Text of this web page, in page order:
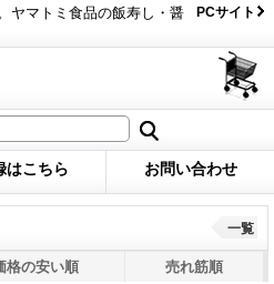
ヤマトミ食品の飯寿し・醤
PCサイト
はこちら お問い合わせ
一覧
格の安い順 売れ筋順